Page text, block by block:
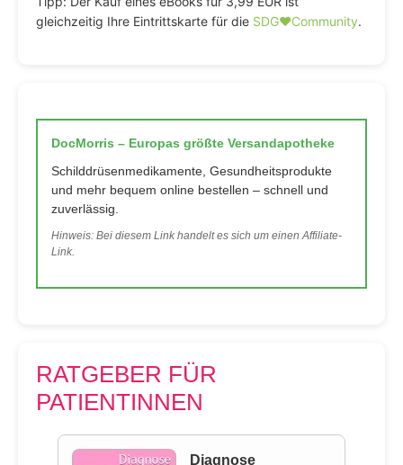
gleichzeitig Ihre Eintrittskarte für die SDG♥️Community.
DocMorris – Europas größte Versandapotheke
Schilddrüsenmedikamente, Gesundheitsprodukte
und mehr bequem online bestellen – schnell und
zuverlässig.
Hinweis: Bei diesem Link handelt es sich um einen Affiliate-
Link.
RATGEBER FÜR
PATIENTINNEN
Diagnose